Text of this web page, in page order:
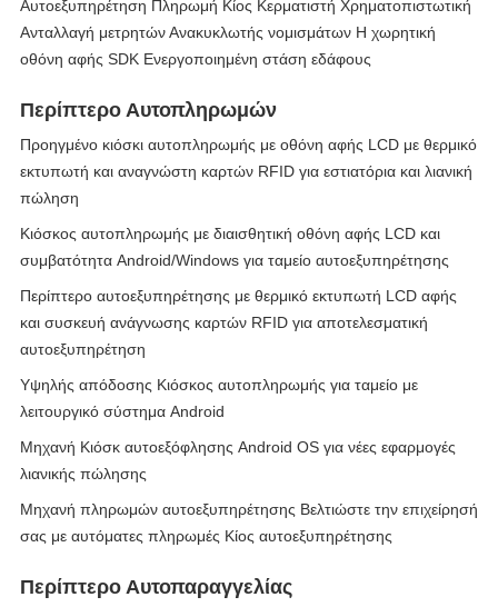
Αυτοεξυπηρέτηση Πληρωμή Κίος Κερματιστή Χρηματοπιστωτική
Ανταλλαγή μετρητών Ανακυκλωτής νομισμάτων Η χωρητική
οθόνη αφής SDK Ενεργοποιημένη στάση εδάφους
Περίπτερο Αυτοπληρωμών
Προηγμένο κιόσκι αυτοπληρωμής με οθόνη αφής LCD με θερμικό
εκτυπωτή και αναγνώστη καρτών RFID για εστιατόρια και λιανική
πώληση
Κιόσκος αυτοπληρωμής με διαισθητική οθόνη αφής LCD και
συμβατότητα Android/Windows για ταμείο αυτοεξυπηρέτησης
Περίπτερο αυτοεξυπηρέτησης με θερμικό εκτυπωτή LCD αφής
και συσκευή ανάγνωσης καρτών RFID για αποτελεσματική
αυτοεξυπηρέτηση
Υψηλής απόδοσης Κιόσκος αυτοπληρωμής για ταμείο με
λειτουργικό σύστημα Android
Μηχανή Κιόσκ αυτοεξόφλησης Android OS για νέες εφαρμογές
λιανικής πώλησης
Μηχανή πληρωμών αυτοεξυπηρέτησης Βελτιώστε την επιχείρησή
σας με αυτόματες πληρωμές Κίος αυτοεξυπηρέτησης
Περίπτερο Αυτοπαραγγελίας